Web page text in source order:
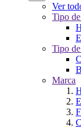
Ver
Tipo
Tipo
Marca